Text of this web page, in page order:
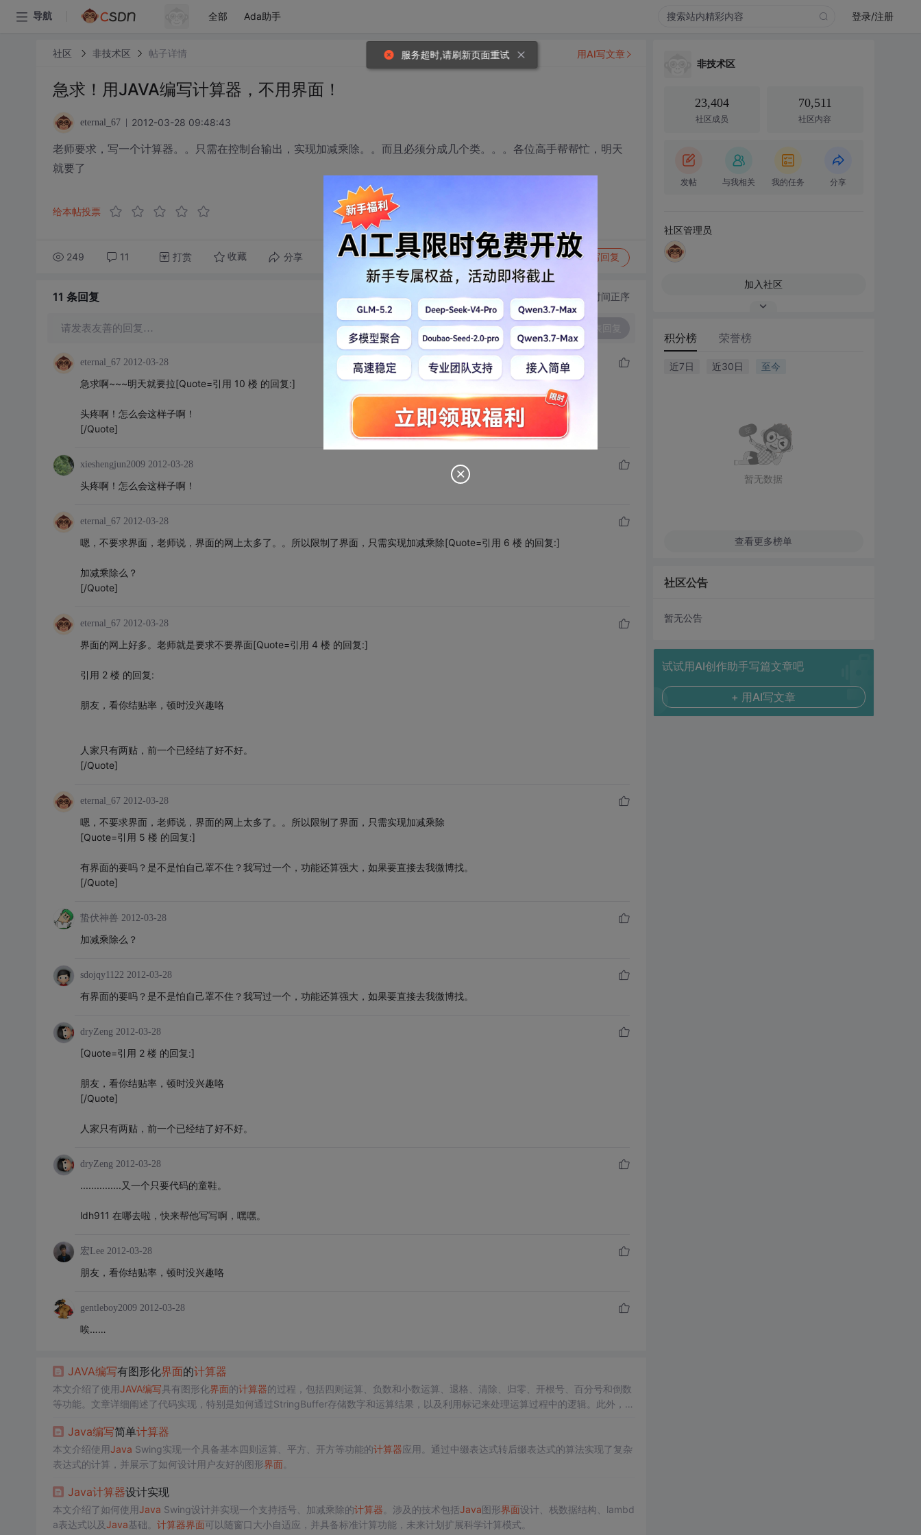
导航 全部 Ada助手 登录/注册
社区 非技术区 帖子详情
急求！用JAVA编写计算器，不用界面！
eternal_67 2012-03-28 09:48:43
老师要求，写一个计算器。。只需在控制台输出，实现加减乘除。。而且必须分成几个类。。。各位高手帮帮忙，明天
就要了
给本帖投票
249 11 打赏 收藏 分享 转发到动态 举报 写回复
用AI写文章
11 条回复 切换为时间正序
请发表友善的回复… 发表回复
eternal_67 2012-03-28
急求啊~~~明天就要拉[Quote=引用 10 楼 的回复:]
头疼啊！怎么会这样子啊！
[/Quote]
xieshengjun2009 2012-03-28
头疼啊！怎么会这样子啊！
eternal_67 2012-03-28
嗯，不要求界面，老师说，界面的网上太多了。。所以限制了界面，只需实现加减乘除[Quote=引用 6 楼 的回复:]
加减乘除么？
[/Quote]
eternal_67 2012-03-28
界面的网上好多。老师就是要求不要界面[Quote=引用 4 楼 的回复:]
引用 2 楼 的回复:
朋友，看你结贴率，顿时没兴趣咯
人家只有两贴，前一个已经结了好不好。
[/Quote]
eternal_67 2012-03-28
嗯，不要求界面，老师说，界面的网上太多了。。所以限制了界面，只需实现加减乘除
[Quote=引用 5 楼 的回复:]
有界面的要吗？是不是怕自己罩不住？我写过一个，功能还算强大，如果要直接去我微博找。
[/Quote]
蛰伏神兽 2012-03-28
加减乘除么？
sdojqy1122 2012-03-28
有界面的要吗？是不是怕自己罩不住？我写过一个，功能还算强大，如果要直接去我微博找。
dryZeng 2012-03-28
[Quote=引用 2 楼 的回复:]
朋友，看你结贴率，顿时没兴趣咯
[/Quote]
人家只有两贴，前一个已经结了好不好。
dryZeng 2012-03-28
...............又一个只要代码的童鞋。
ldh911 在哪去啦，快来帮他写写啊，嘿嘿。
宏Lee 2012-03-28
朋友，看你结贴率，顿时没兴趣咯
gentleboy2009 2012-03-28
唉……
JAVA编写有图形化界面的计算器
本文介绍了使用JAVA编写具有图形化界面的计算器的过程，包括四则运算、负数和小数运算、退格、清除、归零、开根号、百分号和倒数
等功能。文章详细阐述了代码实现，特别是如何通过StringBuffer存储数字和运算结果，以及利用标记来处理运算过程中的逻辑。此外，还
Java编写简单计算器
本文介绍使用Java Swing实现一个具备基本四则运算、平方、开方等功能的计算器应用。通过中缀表达式转后缀表达式的算法实现了复杂
表达式的计算，并展示了如何设计用户友好的图形界面。
Java计算器设计实现
本文介绍了如何使用Java Swing设计并实现一个支持括号、加减乘除的计算器 。涉及的技术包括Java图形界面设计、栈数据结构、lambd
a表达式以及Java基础。 计算器界面可以随窗口大小自适应，并具备标准计算功能，未来计划扩展科学计算模式。
非技术区
23,404
社区成员
70,511
社区内容
发帖 与我相关 我的任务 分享
社区管理员
加入社区
积分榜 荣誉榜
近7日 近30日 至今
暂无数据
查看更多榜单
社区公告
暂无公告
试试用AI创作助手写篇文章吧
+ 用AI写文章
服务超时,请刷新页面重试